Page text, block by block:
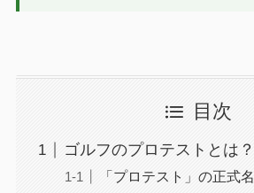
目次
ゴルフのプロテストとは
「プロテスト」の正式